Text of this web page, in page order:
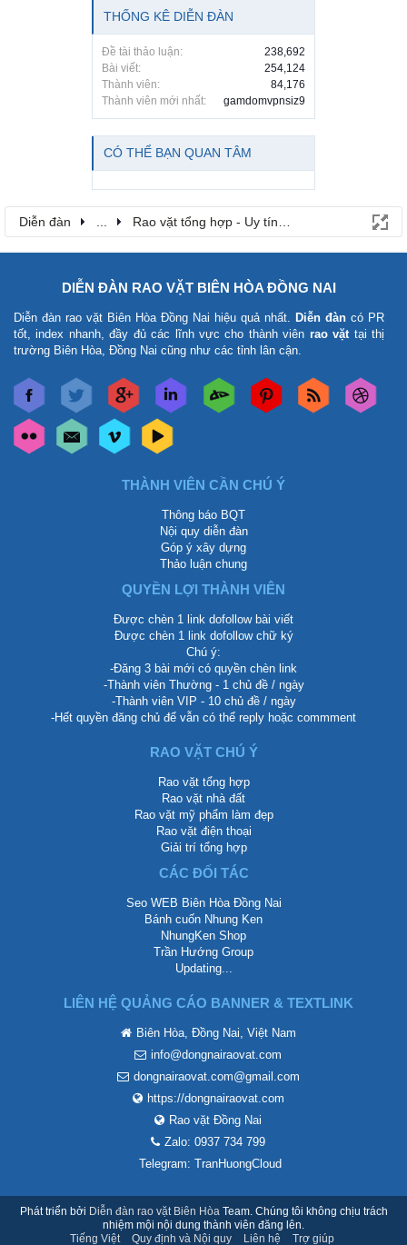
THỐNG KÊ DIỄN ĐÀN
Đề tài thảo luận:
238,692
Bài viết:
254,124
Thành viên:
84,176
Thành viên mới nhất:
gamdomvpnsiz9
CÓ THỂ BẠN QUAN TÂM
Diễn đàn Rao vặt tổng hợp - Uy tín - Miễn phí
DIỄN ĐÀN RAO VẶT BIÊN HÒA ĐỒNG NAI
Diễn đàn rao vặt Biên Hòa Đồng Nai hiệu quả nhất. Diễn đàn có PR
tốt, index nhanh, đầy đủ các lĩnh vực cho thành viên rao vặt tại thị
trường Biên Hòa, Đồng Nai cũng như các tỉnh lân cận.
THÀNH VIÊN CẦN CHÚ Ý
Thông báo BQT
Nội quy diễn đàn
Góp ý xây dựng
Thảo luận chung
QUYỀN LỢI THÀNH VIÊN
Được chèn 1 link dofollow bài viết
Được chèn 1 link dofollow chữ ký
Chú ý:
-Đăng 3 bài mới có quyền chèn link
-Thành viên Thường - 1 chủ đề / ngày
-Thành viên VIP - 10 chủ đề / ngày
-Hết quyền đăng chủ để vẫn có thể reply hoặc commment
RAO VẶT CHÚ Ý
Rao vặt tổng hợp
Rao vặt nhà đất
Rao vặt mỹ phẩm làm đẹp
Rao vặt điện thoại
Giải trí tổng hợp
CÁC ĐỐI TÁC
Seo WEB Biên Hòa Đồng Nai
Bánh cuốn Nhung Ken
NhungKen Shop
Trần Hướng Group
Updating...
LIÊN HỆ QUẢNG CÁO BANNER & TEXTLINK
Biên Hòa, Đồng Nai, Việt Nam
info@dongnairaovat.com
dongnairaovat.com@gmail.com
https://dongnairaovat.com
Rao vặt Đồng Nai
Zalo: 0937 734 799
Telegram: TranHuongCloud
Phát triển bởi Diễn đàn rao vặt Biên Hòa Team. Chúng tôi không chịu trách
nhiệm mội nội dung thành viên đăng lên.
Tiếng Việt
Quy định và Nội quy Liên hệ Trợ giúp